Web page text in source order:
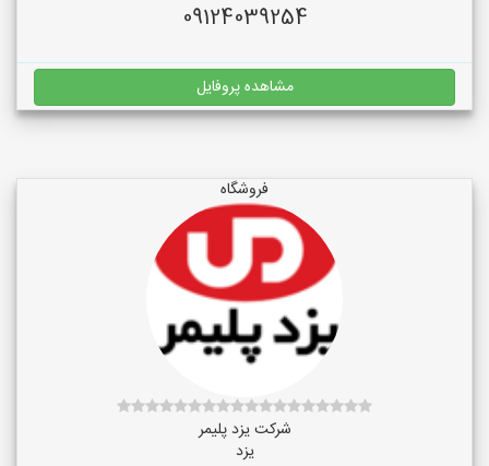
09124039254
مشاهده پروفایل
فروشگاه
شرکت یزد پلیمر
یزد